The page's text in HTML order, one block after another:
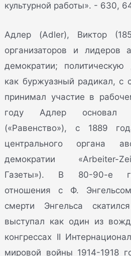
культурной работы». - 630,
Адлер (Adler), Виктор
организаторов и лидеров
демократии; политическую
как буржуазный радикал, с
принимал участие в
году Адлер основал
(«Равенство»), с 1889
центрального органа
демократии «Arbeiter-
Газеты»). В 80-90-е
отношения с Ф.
смерти Энгельса
выступал как один из
конгрессах II
мировой войны 1914-1918